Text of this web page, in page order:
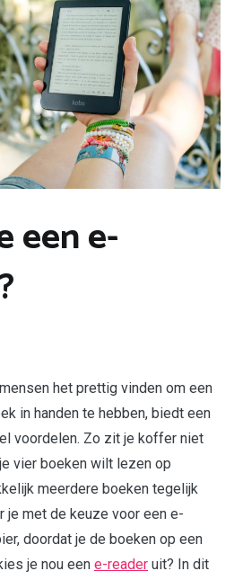
een e-
het prettig vinden om een
in handen te hebben, biedt een
voordelen. Zo zit je koffer niet
vier boeken wilt lezen op
meerdere boeken tegelijk
je met de keuze voor een e-
doordat je de boeken op een
je nou een e-reader uit? In dit